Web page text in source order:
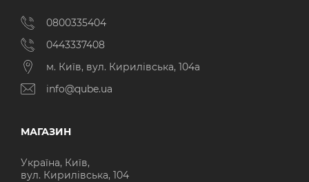
0800335404
0443337408
м. Київ, вул. Кирилівська, 104а
info@qube.ua
МАГАЗИН
Україна, Київ,
вул. Кирилівська, 104